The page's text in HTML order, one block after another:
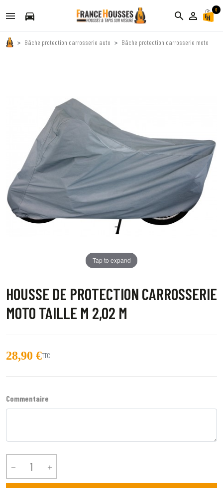
directions_car search person_outline
0
Bâche protection carrosserie auto Bâche protection carrosserie moto
Tap to expand
HOUSSE DE PROTECTION CARROSSERIE
MOTO TAILLE M 2,02 M
28,90 €TTC
Commentaire
 